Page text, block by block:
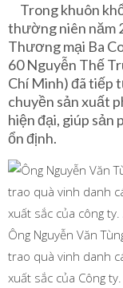
Trong khuôn
thường niên năm
Thương mại Ba
60 Nguyễn Thế
Chí Minh) đã tiếp
chuyền sản xuất
hiện đại, giúp sản
ổn định.
Ông Nguyễn Văn
trao quà vinh danh
xuất sắc của Công